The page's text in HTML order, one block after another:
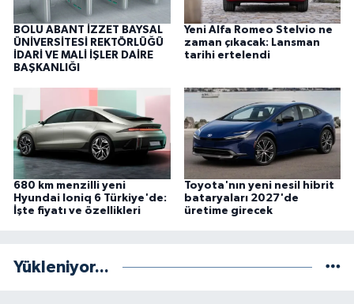
BOLU ABANT İZZET BAYSAL
ÜNİVERSİTESİ REKTÖRLÜĞÜ
İDARİ VE MALİ İŞLER DAİRE
BAŞKANLIĞI
Yeni Alfa Romeo Stelvio ne
zaman çıkacak: Lansman
tarihi ertelendi
680 km menzilli yeni
Hyundai Ioniq 6 Türkiye'de:
İşte fiyatı ve özellikleri
Toyota'nın yeni nesil hibrit
bataryaları 2027'de
üretime girecek
Yükleniyor...